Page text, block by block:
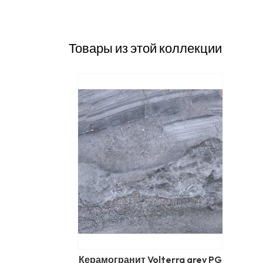
Товары из этой коллекции
Керамогранит Volterra grey PG